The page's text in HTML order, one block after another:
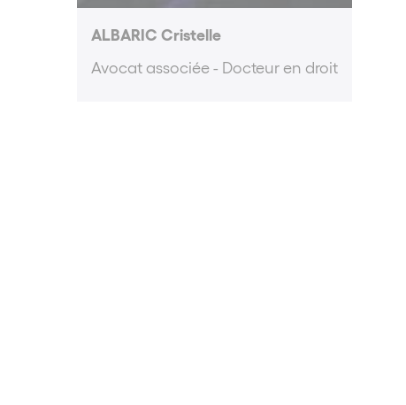
ALBARIC Cristelle
Avocat associée - Docteur en droit